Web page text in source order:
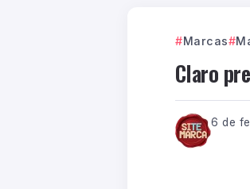
Marcas
Claro
6 de